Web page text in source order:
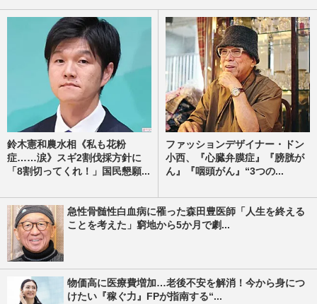
鈴木憲和農水相《私も花粉
症……涙》スギ2割伐採方針に
「8割切ってくれ！」国民懇願...
ファッションデザイナー・ドン
小西、『心臓弁膜症』『膀胱が
ん』『咽頭がん』“3つの...
急性骨髄性白血病に罹った森田豊医師「人生を終える
ことを考えた」窮地から5か月で劇...
物価高に医療費増加…老後不安を解消！今から身につ
けたい『稼ぐ力』FPが指南する“...